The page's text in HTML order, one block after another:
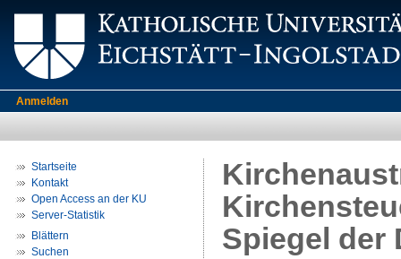
Anmelden
Startseite
Kontakt
Open Access an der KU
Server-Statistik
Blättern
Suchen
Spiegel der